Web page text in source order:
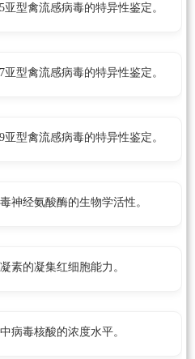
型禽流感病毒的特异性鉴定。
型禽流感病毒的特异性鉴定。
型禽流感病毒的特异性鉴定。
神经氨酸酶的生物学活性。
素的凝集红细胞能力。
病毒核酸的浓度水平。